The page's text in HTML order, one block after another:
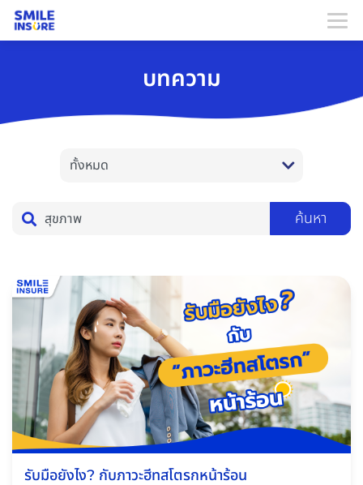
บทความ
ค้นหา
รับมือยังไง? กับภาวะฮีทสโตรกหน้าร้อน